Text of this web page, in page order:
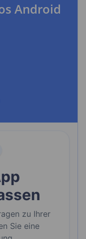
Android